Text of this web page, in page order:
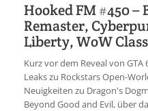
Hooked FM #450 –
Remaster,
Liberty, WoW
Kurz vor dem Reveal von
Leaks zu Rockstars Open-
Neuigkeiten zu Dragon's
Beyond Good and Evil, über